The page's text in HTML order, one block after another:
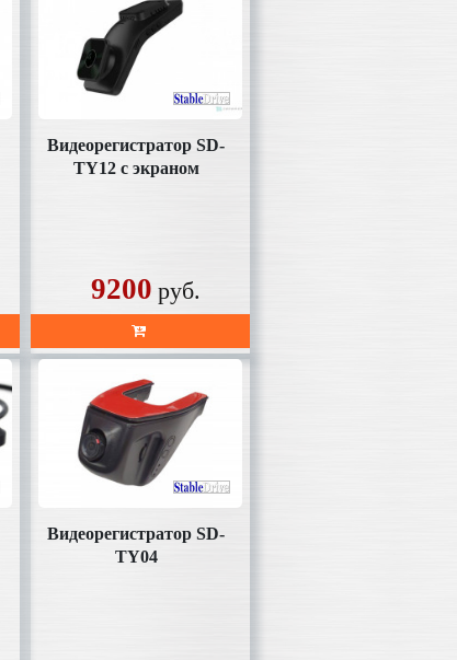
Видеорегистратор SD-
TY12 с экраном
9200 руб.
Видеорегистратор SD-
TY04